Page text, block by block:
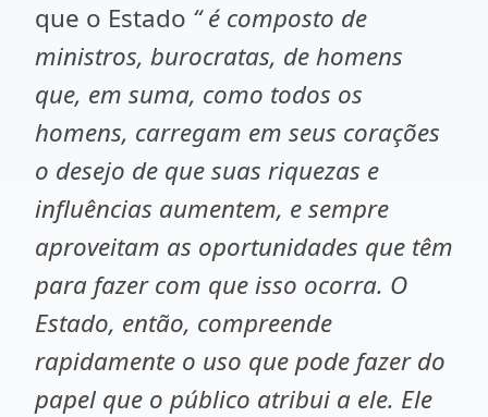
que o Estado “ é composto de
ministros, burocratas, de homens
que, em suma, como todos os
homens, carregam em seus corações
o desejo de que suas riquezas e
influências aumentem, e sempre
aproveitam as oportunidades que têm
para fazer com que isso ocorra. O
Estado, então, compreende
rapidamente o uso que pode fazer do
papel que o público atribui a ele. Ele